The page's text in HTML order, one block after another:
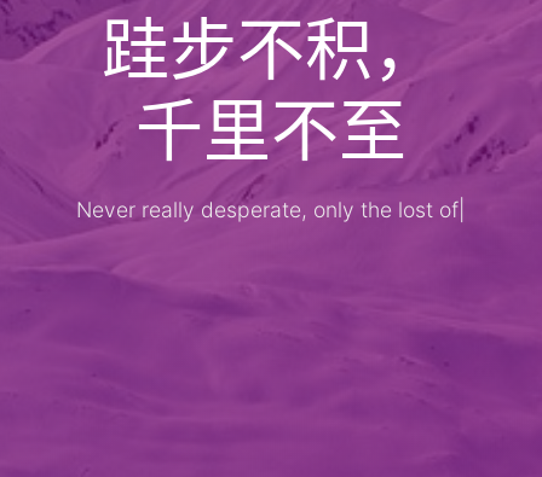
跬步不积，
千里不至
Never really desperate, only the lost of
the s|